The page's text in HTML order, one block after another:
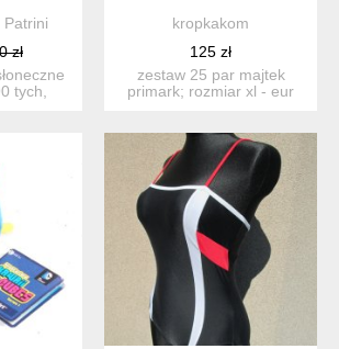
Patrini
zł
tych,
kropkakom
125 zł
zestaw 25 par majtek
primark; rozmiar xl - eur